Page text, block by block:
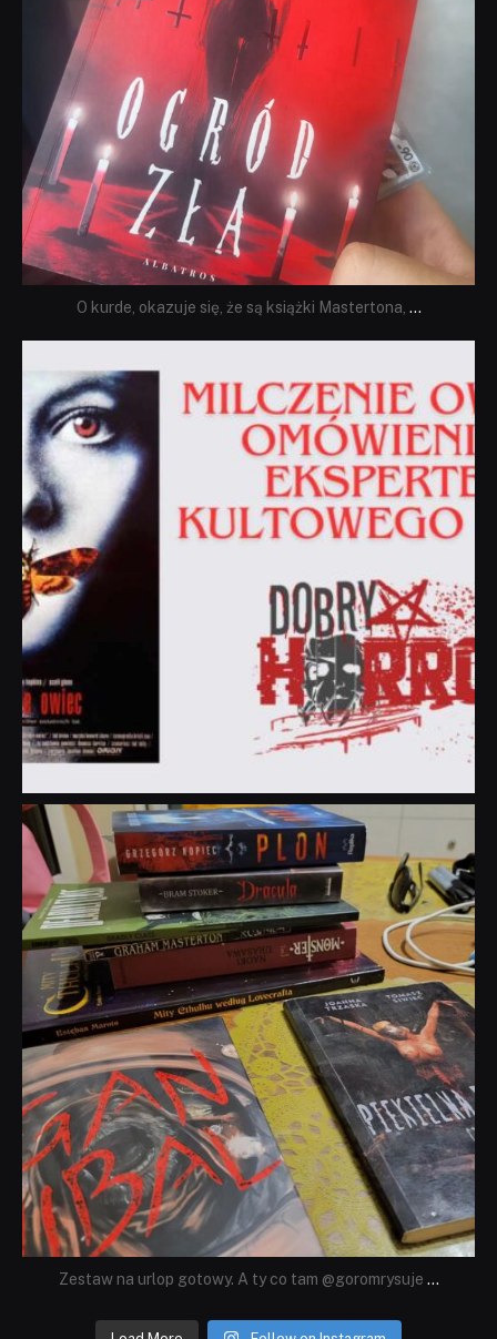
O kurde, okazuje się, że są książki Mastertona, ...
dobryhorror
Lip 31
Zestaw na urlop gotowy. A ty co tam @goromrysuje ...